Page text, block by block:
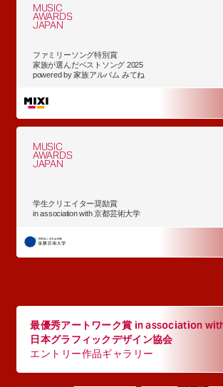
MUSIC
AWARDS
JAPAN
ファミリーソング特別賞
家族が選んだベストソング 2025
powered by 家族アルバム みてね
MUSIC
AWARDS
JAPAN
学生クリエイター奨励賞
in association with 京都芸術大学
最優秀アートワーク賞 in association
日本グラフィックデザイン協会
エントリー作品ギャラリー